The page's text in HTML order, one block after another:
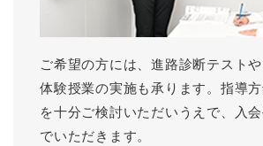
ご希望の方には、進路診断テスト
体験授業の実施も承ります。指導
を十分ご検討いただいうえで、入
でいただきます。